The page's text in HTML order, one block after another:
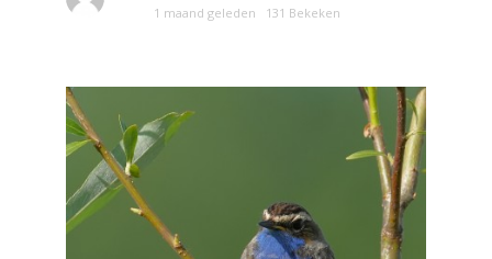
1 maand geleden 131 Bekeken